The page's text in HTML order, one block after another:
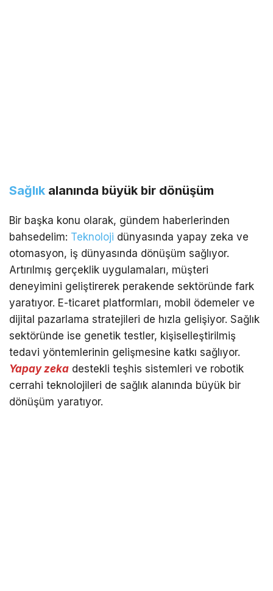
Sağlık alanında büyük bir dönüşüm
Bir başka konu olarak, gündem haberlerinden
bahsedelim: Teknoloji dünyasında yapay zeka ve
otomasyon, iş dünyasında dönüşüm sağlıyor.
Artırılmış gerçeklik uygulamaları, müşteri
deneyimini geliştirerek perakende sektöründe fark
yaratıyor. E-ticaret platformları, mobil ödemeler ve
dijital pazarlama stratejileri de hızla gelişiyor. Sağlık
sektöründe ise genetik testler, kişiselleştirilmiş
tedavi yöntemlerinin gelişmesine katkı sağlıyor.
Yapay zeka destekli teşhis sistemleri ve robotik
cerrahi teknolojileri de sağlık alanında büyük bir
dönüşüm yaratıyor.